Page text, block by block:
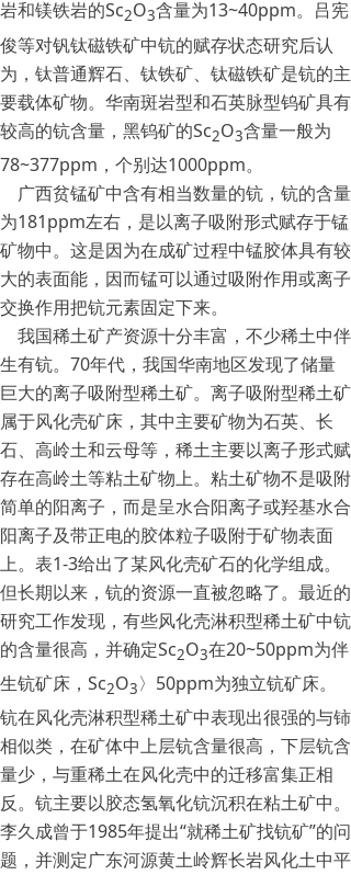
岩和镁铁岩的Sc2O3含量为13~40ppm。吕宪
俊等对钒钛磁铁矿中钪的赋存状态研究后认
为，钛普通辉石、钛铁矿、钛磁铁矿是钪的主
要载体矿物。华南斑岩型和石英脉型钨矿具有
较高的钪含量，黑钨矿的Sc2O3含量一般为
78~377ppm，个别达1000ppm。
广西贫锰矿中含有相当数量的钪，钪的含量
为181ppm左右，是以离子吸附形式赋存于锰
矿物中。这是因为在成矿过程中锰胶体具有较
大的表面能，因而锰可以通过吸附作用或离子
交换作用把钪元素固定下来。
我国稀土矿产资源十分丰富，不少稀土中伴
生有钪。70年代，我国华南地区发现了储量
巨大的离子吸附型稀土矿。离子吸附型稀土矿
属于风化壳矿床，其中主要矿物为石英、长
石、高岭土和云母等，稀土主要以离子形式赋
存在高岭土等粘土矿物上。粘土矿物不是吸附
简单的阳离子，而是呈水合阳离子或羟基水合
阳离子及带正电的胶体粒子吸附于矿物表面
上。表1-3给出了某风化壳矿石的化学组成。
但长期以来，钪的资源一直被忽略了。最近的
研究工作发现，有些风化壳淋积型稀土矿中钪
的含量很高，并确定Sc2O3在20~50ppm为伴
生钪矿床，Sc2O3〉50ppm为独立钪矿床。
钪在风化壳淋积型稀土矿中表现出很强的与铈
相似类，在矿体中上层钪含量很高，下层钪含
量少，与重稀土在风化壳中的迁移富集正相
反。钪主要以胶态氢氧化钪沉积在粘土矿中。
李久成曾于1985年提出“就稀土矿找钪矿”的问
题，并测定广东河源黄土岭辉长岩风化土中平